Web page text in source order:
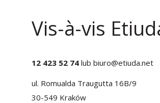
Vis-à-vis
12 423 52 74 lub biuro@etiuda.net
ul. Romualda Traugutta 16B/9
30-549 Kraków